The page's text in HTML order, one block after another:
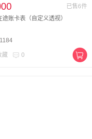
已售6件
途账卡表（自定义透视）
藏 0